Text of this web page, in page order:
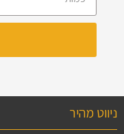
ניווט מהיר